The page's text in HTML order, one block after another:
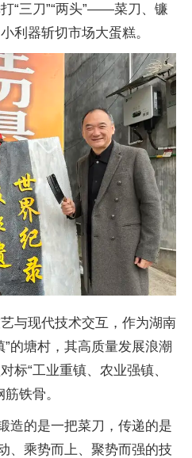
“三刀”“两头”——菜刀、镰
利器斩切市场大蛋糕。
与现代技术交互，作为湖南
”的塘村，其高质量发展浪潮
标“工业重镇、农业强镇、
铁骨。
造的是一把菜刀，传递的是
、乘势而上、聚势而强的技